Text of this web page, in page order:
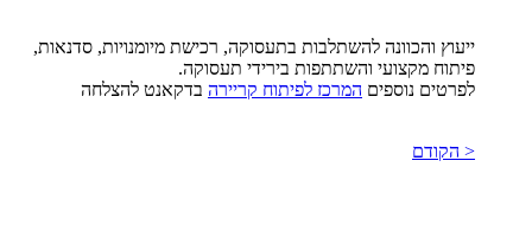
ייעוץ והכוונה להשתלבות בתעסוקה, רכישת מיומנויות, סדנאות,
פיתוח מקצועי והשתתפות בירידי תעסוקה.
לפרטים נוספים המרכז לפיתוח קריירה בדקאנט להצלחה
< הקודם